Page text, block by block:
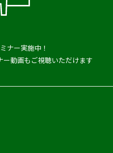
ナー実施中！
ー動画もご視聴いただけます